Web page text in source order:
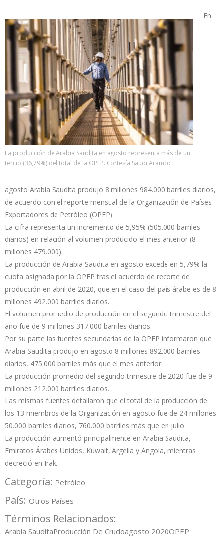
La producción de Arabia Saudita en agosto representa más de un
tercio (36,79%) del total de la OPEP. Cortesía Saudi Aramco
En
agosto Arabia Saudita produjo 8 millones 984.000 barriles diarios,
de acuerdo con el reporte mensual de la Organización de Países
Exportadores de Petróleo (OPEP).
La cifra representa un incremento de 5,95% (505.000 barriles
diarios) en relación al volumen producido el mes anterior (8
millones 479.000).
La producción de Arabia Saudita en agosto excede en 5,79% la
cuota asignada por la OPEP tras el acuerdo de recorte de
producción en abril de 2020, que en el caso del país árabe es de 8
millones 492.000 barriles diarios.
El volumen promedio de producción en el segundo trimestre del
año fue de 9 millones 317.000 barriles diarios.
Por su parte las fuentes secundarias de la OPEP informaron que
Arabia Saudita produjo en agosto 8 millones 892.000 barriles
diarios, 475.000 barriles más que el mes anterior.
La producción promedio del segundo trimestre de 2020 fue de 9
millones 212.000 barriles diarios.
Las mismas fuentes detallaron que el total de la producción de
los 13 miembros de la Organización en agosto fue de 24 millones
50.000 barriles diarios, 760.000 barriles más que en julio.
La producción aumentó principalmente en Arabia Saudita,
Emiratos Árabes Unidos, Kuwait, Argelia y Angola, mientras
decreció en Irak.
Categoría: Petróleo
País: Otros Países
Términos Relacionados:
Arabia SauditaProducción De Crudoagosto 2020OPEP